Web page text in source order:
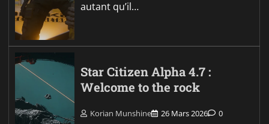
autant qu’il…
Star Citizen Alpha 4.7 :
Welcome to the rock
Korian Munshine 26 Mars 2026 0